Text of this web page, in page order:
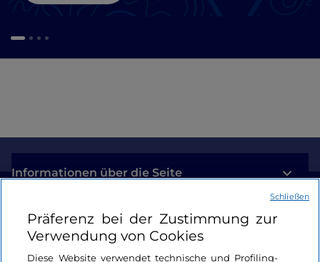
Informationen über die Seite
Nützliche Links
Login
Präferenz bei der Zustimmung zur
Verwendung von Cookies
Diese Website verwendet technische und Profiling-
Schließen